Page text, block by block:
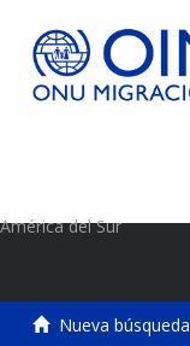
América del Sur
Nueva búsqueda